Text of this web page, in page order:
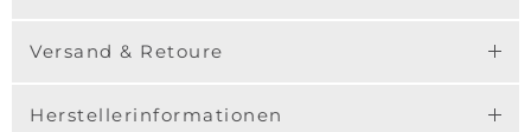
Versand & Retoure
Herstellerinformationen